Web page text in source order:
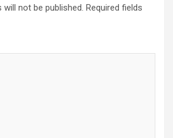
not be published. Required fields